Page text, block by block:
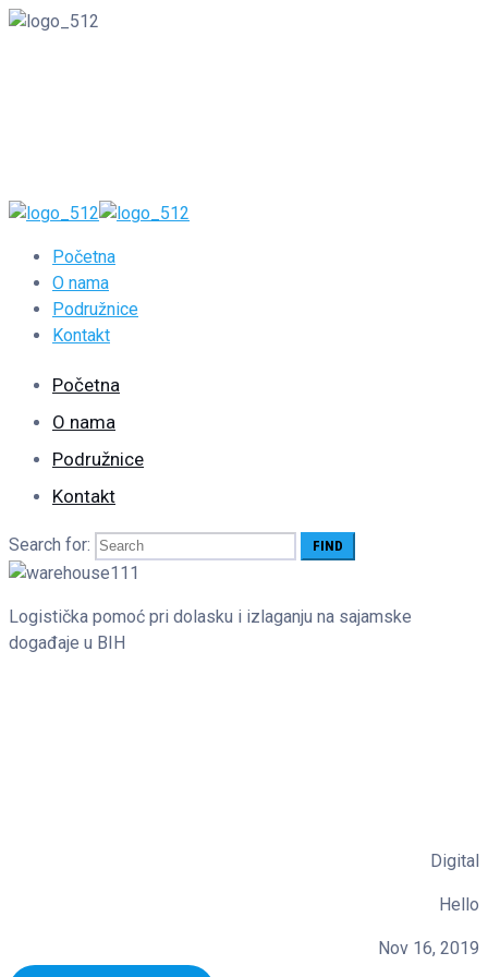
Početna
O nama
Podružnice
Kontakt
Početna
O nama
Podružnice
Kontakt
Search for:
Logistička pomoć pri dolasku i izlaganju na sajamske
događaje u BIH
Digital
Hello
Nov 16, 2019